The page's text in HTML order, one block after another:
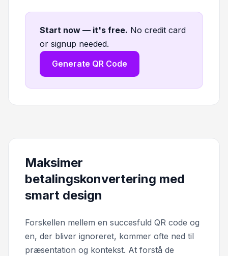
Start now — it's free. No credit card
or signup needed.
Generate QR Code
Maksimer
betalingskonvertering med
smart design
Forskellen mellem en succesfuld QR code og
en, der bliver ignoreret, kommer ofte ned til
præsentation og kontekst. At forstå de